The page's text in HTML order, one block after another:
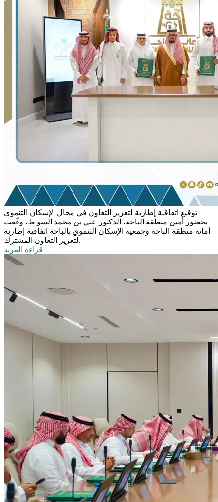
توقيع اتفاقية إطارية لتعزيز التعاون في مجال الإسكان التنموي
بحضور أمين منطقة الباحة، الدكتور علي بن محمد السواط، وقّعت
أمانة منطقة الباحة وجمعية الإسكان التنموي بالباحة اتفاقية إطارية
لتعزيز التعاون المشترك.
قراءة المزيد